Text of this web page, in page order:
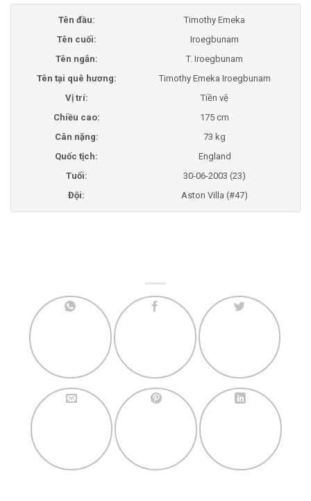
Tên đầu:
Timothy Emeka
Tên cuối:
Iroegbunam
Tên ngắn:
T. Iroegbunam
Tên tại quê hương:
Timothy Emeka Iroegbunam
Vị trí:
Tiền vệ
Chiều cao:
175 cm
Cân nặng:
73 kg
Quốc tịch:
England
Tuổi:
30-06-2003 (23)
Đội:
Aston Villa (#47)